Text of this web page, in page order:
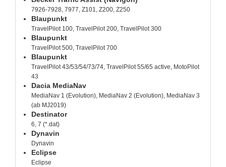
7926-7928, 7977, Z101, Z200, Z250
Blaupunkt
TravelPilot 100, TravelPilot 200, TravelPilot 300
Blaupunkt
TravelPilot 500, TravelPilot 700
Blaupunkt
TravelPilot 43/53/54/73/74, TravelPilot 55/65 active, MotoPilot
43
Dacia MediaNav
MediaNav 1 (Evolution), MediaNav 2 (Evolution), MediaNav 3
(ab MJ2019)
Destinator
6, 7 (*.dat)
Dynavin
Dynavin
Eclipse
Eclipse